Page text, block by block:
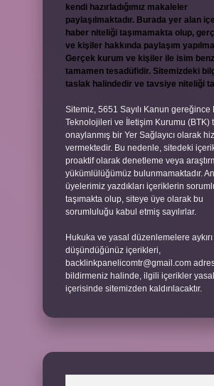
kendi hazırladığımız makaleler
paylaşılmaktadır. Burada yer alan
haber niteliği taşımamakta olup,
ve kişiler hakkında paylaşım
Gerçek kurum ve kişiler ile isim
tamamen tesadüfidir. Sitemizdeki
taslak halindedir ve tavsiye niteliği
Sitemiz, 5651 Sayılı Kanun gereğince
Teknolojileri ve İletişim Kurumu (BTK)
onaylanmış bir Yer Sağlayıcı olarak
vermektedir. Bu nedenle, sitedeki
proaktif olarak denetleme veya
yükümlülüğümüz bulunmamaktadır.
üyelerimiz yazdıkları içeriklerin
taşımakta olup, siteye üye olarak bu
sorumluluğu kabul etmiş sayılırlar.
Hukuka ve yasal düzenlemelere
düşündüğünüz içerikleri,
backlinkpanelicomtr@gmail.com
bildirmeniz halinde, ilgili içerikler
içerisinde sitemizden kaldırılacaktır.